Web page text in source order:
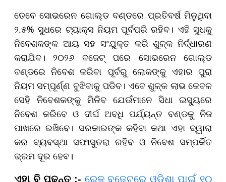
ତେବେ ସୋଭରେନ ଗୋଲ୍ଡ ବଣ୍ଡରେ ପ୍ରତିବର୍ଷ ମିଳୁଥିବା
୨.୫% ସୁଧରେ ଟ୍ୟାକ୍ସ ନିୟମ ପୂର୍ବପରି ରହିବ। ଏହି ସୁଧକୁ
ନିବେଶକଙ୍କ ଆୟ ସହ ସଂଯୁକ୍ତ କରି ଶୁଳ୍କ ନିର୍ଦ୍ଧାରଣ
କରାଯିବ। ୨୦୨୬ ବଜେଟ୍ ପରେ ସୋଭରେନ ଗୋଲ୍ଡ
ବଣ୍ଡରେ ନିବେଶ କରିବା ପୂର୍ବରୁ ଲୋକଙ୍କୁ ଏହାର ପୁରା
ନିୟମ ସମ୍ପୂର୍ଣ୍ଣ ବୁଝିବାକୁ ପଡିବ। ଏବେ ଶୁଳ୍କ ଲାଭ କେବଳ
ସେହି ନିବେଶକଙ୍କୁ ମିଳିବ ଯେଉଁମାନେ ସିଧା ଇସ୍ୟୁରେ
ନିବେଶ କରିବେ ଓ ଦୀର୍ଘ ଅବଧି ପର୍ଯ୍ୟନ୍ତ ବଣ୍ଡକୁ ନିଜ
ପାଖରେ ରଖିବେ। ସରକାରଙ୍କ କହିବା କଥା ଏହା ଦ୍ୱାରା
କର ବ୍ୟବସ୍ଥା ସଫାସୁତରା ରହିବ ଓ ନିବେଶ ସମ୍ପର୍କିତ
ଭ୍ରମ ଦୂର ହେବ।
ଏହା ବି ପଢ଼ନ୍ତୁ :- ରେଳ ବଜେଟରେ ଓଡ଼ିଶା ପାଇଁ ୧୦